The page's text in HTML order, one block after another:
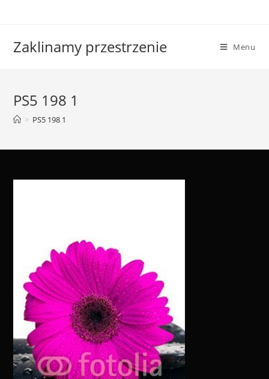
Zaklinamy przestrzenie Menu
PS5 198 1
> PS5 198 1